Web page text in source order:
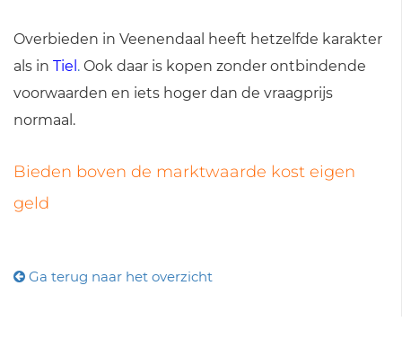
Overbieden in Veenendaal heeft hetzelfde karakter
als in Tiel . Ook daar is kopen zonder ontbindende
voorwaarden en iets hoger dan de vraagprijs
normaal.
Bieden boven de marktwaarde kost eigen
geld
Ga terug naar het overzicht